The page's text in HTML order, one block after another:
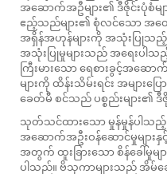
အဆောက်အဦများ၏ ဒီဇိုင်းပုံစံမ
ဧည့်သည်များ၏ စုံလင်သော အတွေ့
အရှိန်အဟုန်များကို အသုံးပြုသ
အသုံးပြုမှုများသည် အရေးပါသ
ကြီးမားသော ရေစားခွင့်အဆော
များကို ထိန်းသိမ်းရင်း အများပြ
ခေတ်မီ စင်သည် ပစ္စည်းများ၏
သုတ်သင်ထားသော မှုန်မှုန်ပါသည့်
အဆောက်အဦးဝန်ဆောင်မှုများနှင့်
အတွက် ထူးခြားသော စိန်ခေါ်မှုမျ
ပါသည်။ ဗိသုကာများသည် အိမ်ခေ